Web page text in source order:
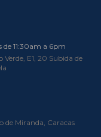
11:30am a 6pm
E1, 20 Subida de
de Miranda, Caracas